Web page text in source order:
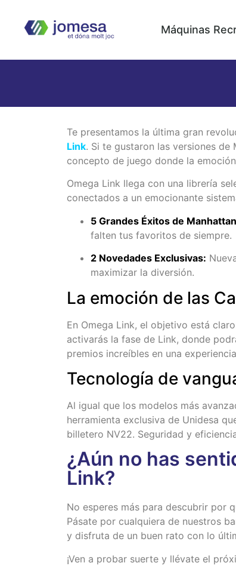
Máquinas
Te presentamos la última gran
Link. Si te gustaron las versiones
concepto de juego donde la
Omega Link llega con una librería
conectados a un emocionante
5 Grandes Éxitos de
falten tus favoritos de siempre.
2 Novedades Exclusivas:
maximizar la diversión.
La emoción de las
En Omega Link, el objetivo está
activarás la fase de Link, donde
premios increíbles en una
Tecnología de
Al igual que los modelos más
herramienta exclusiva de Unidesa
billetero NV22. Seguridad y
¿Aún no has
Link?
No esperes más para descubrir por
Pásate por cualquiera de nuestros
y disfruta de un buen rato con lo
¡Ven a probar suerte y llévate el